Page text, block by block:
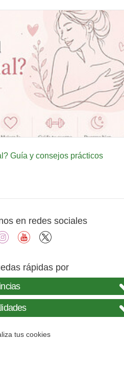
Guía y consejos prácticos
en redes sociales
instagramyoutube
rápidas por
tus cookies